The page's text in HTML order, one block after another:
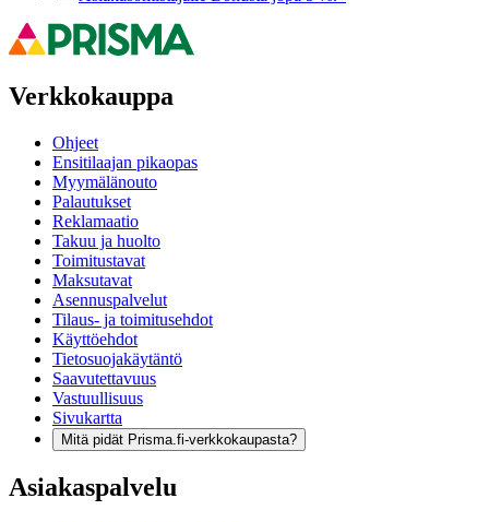
Verkkokauppa
Ohjeet
Ensitilaajan pikaopas
Myymälänouto
Palautukset
Reklamaatio
Takuu ja huolto
Toimitustavat
Maksutavat
Asennuspalvelut
Tilaus- ja toimitusehdot
Käyttöehdot
Tietosuojakäytäntö
Saavutettavuus
Vastuullisuus
Sivukartta
Mitä pidät Prisma.fi-verkkokaupasta?
Asiakaspalvelu